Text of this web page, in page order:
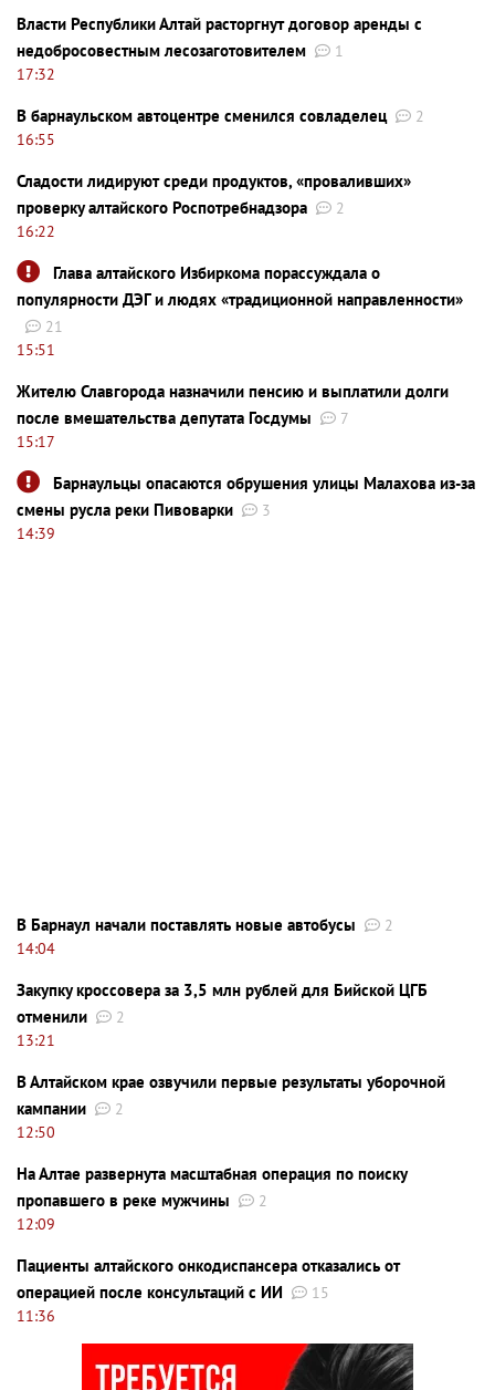
Власти Республики Алтай расторгнут договор аренды с
недобросовестным лесозаготовителем
1
17:32
В барнаульском автоцентре сменился совладелец
2
16:55
Сладости лидируют среди продуктов, «проваливших»
проверку алтайского Роспотребнадзора
2
16:22
Глава алтайского Избиркома порассуждала о
популярности ДЭГ и людях «традиционной направленности»
21
15:51
Жителю Славгорода назначили пенсию и выплатили долги
после вмешательства депутата Госдумы
7
15:17
Барнаульцы опасаются обрушения улицы Малахова из-за
смены русла реки Пивоварки
3
14:39
В Барнаул начали поставлять новые автобусы
2
14:04
Закупку кроссовера за 3,5 млн рублей для Бийской ЦГБ
отменили
2
13:21
В Алтайском крае озвучили первые результаты уборочной
кампании
2
12:50
На Алтае развернута масштабная операция по поиску
пропавшего в реке мужчины
2
12:09
Пациенты алтайского онкодиспансера отказались от
операцией после консультаций с ИИ
15
11:36